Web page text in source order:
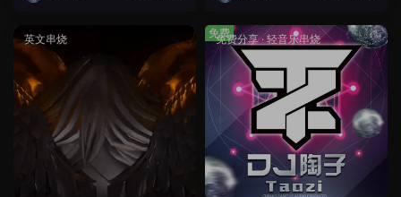
英文串烧 免费分享·轻音乐串烧
免费